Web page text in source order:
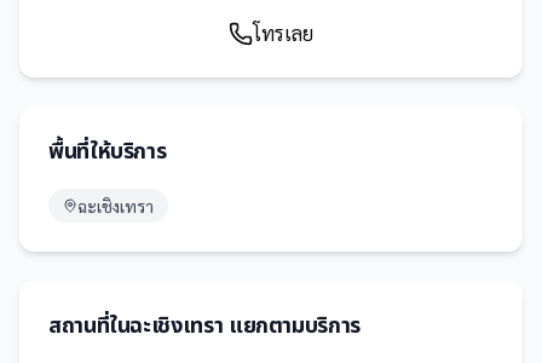
โทรเลย
พื้นที่ให้บริการ
ฉะเชิงเทรา
สถานที่ในฉะเชิงเทรา แยกตามบริการ